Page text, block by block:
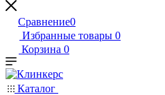
Сравнение0
Избранные товары 0
Корзина 0
Каталог